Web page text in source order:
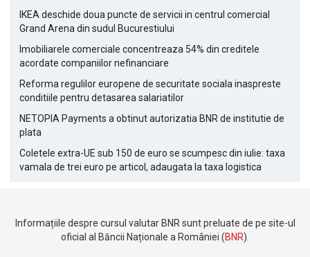
IKEA deschide doua puncte de servicii in centrul comercial
Grand Arena din sudul Bucurestiului
Imobiliarele comerciale concentreaza 54% din creditele
acordate companiilor nefinanciare
Reforma regulilor europene de securitate sociala inaspreste
conditiile pentru detasarea salariatilor
NETOPIA Payments a obtinut autorizatia BNR de institutie de
plata
Coletele extra-UE sub 150 de euro se scumpesc din iulie: taxa
vamala de trei euro pe articol, adaugata la taxa logistica
Informațiile despre cursul valutar BNR sunt preluate de pe site-ul
oficial al Băncii Naționale a României (BNR).